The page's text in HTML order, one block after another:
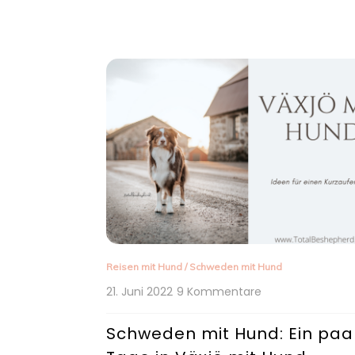
Reisen mit Hund / Schweden mit Hund
21. Juni 2022 9 Kommentare
mit
Hund:
Schweden mit Hund: Ein